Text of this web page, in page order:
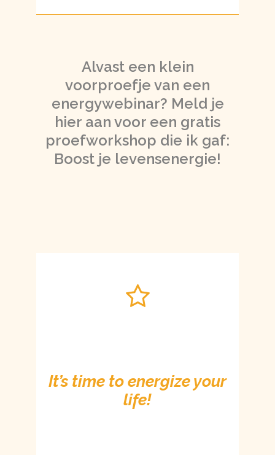
Alvast een klein
voorproefje van een
energywebinar? Meld je
hier aan voor een gratis
proefworkshop die ik gaf:
Boost je levensenergie!
It’s time to energize your
life!